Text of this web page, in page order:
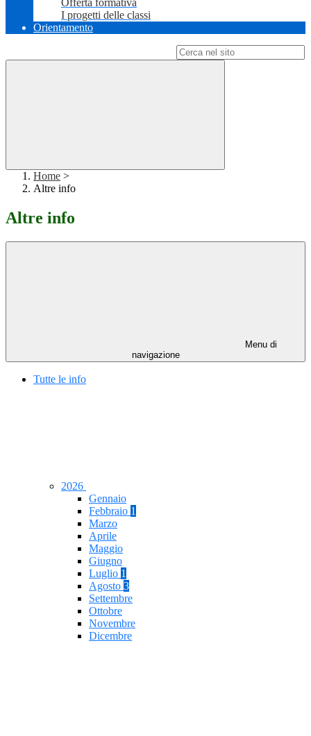
Offerta formativa
I progetti delle classi
Orientamento
Home >
Altre info
Altre info
Menu di
navigazione
Tutte le info
2026
Gennaio
Febbraio 1
Marzo
Aprile
Maggio
Giugno
Luglio 1
Agosto 3
Settembre
Ottobre
Novembre
Dicembre